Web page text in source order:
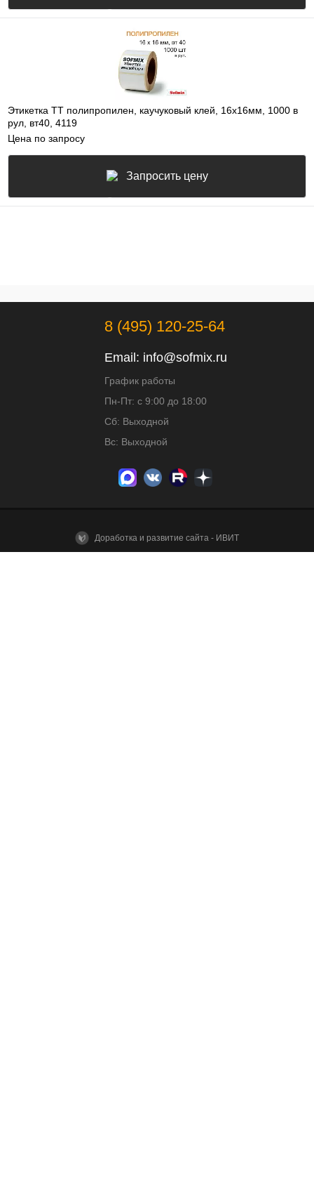
Этикетка ТТ полипропилен, каучуковый клей, 16х16мм, 1000 в
рул, вт40, 4119
Цена по запросу
Запросить цену
8 (495) 120-25-64
Email: info@sofmix.ru
График работы
Пн-Пт: с 9:00 до 18:00
Сб: Выходной
Вс: Выходной
Доработка и развитие сайта - ИВИТ